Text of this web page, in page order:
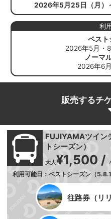
2026年5月25日（月）
利
ベスト
2026年5月・
ノーマ
2026年6
販売するチ
FUJIYAMAツイン
トシーズン）
大人¥1,500 /
利用可能日：ベストシーズン（
往路券（リ